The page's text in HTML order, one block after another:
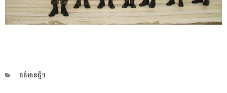
CATEGORIES
ពត៌មានថ្មីៗ